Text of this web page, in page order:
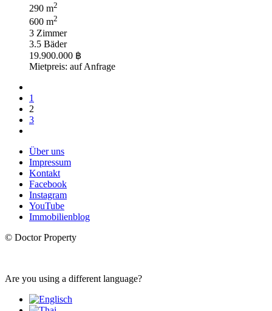
290 m2
600 m2
3 Zimmer
3.5 Bäder
19.900.000 ฿
Mietpreis: auf Anfrage
1
2
3
Über uns
Impressum
Kontakt
Facebook
Instagram
YouTube
Immobilienblog
© Doctor Property
Are you using a different language?